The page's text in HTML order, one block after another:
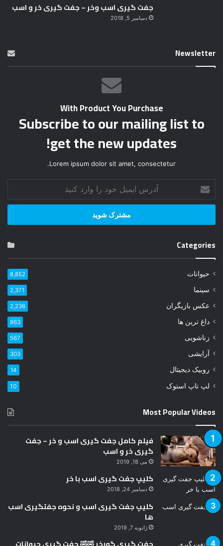
جفت گیری اسب وخر – جفت گیری خر و اسب
دسامبر 5, 2018
With Product You Purchase
Subscribe to our mailing list to
get the new updates!
Lorem ipsum dolor sit amet, consectetur.
س
ی
ی
ل
و
د
ا
و
ر
د
ن
ی
سینما 2,371
عکس بازیگران 2,236
داغ ترین ها 863
زناشویی 567
آرایشی 303
روبیک دیجیتال 14
لپ تاپ استوک 10
گیری خر و اسب
می 18, 2019
کلیپ جفت گیری اسب با خر
دسامبر 24, 2018
کلیپ جفت گیری اسب و نحوه جفتگیری اسب
ها
ژانویه 7, 2019
جفت گیری گورخر 🤣🤣 جفت گیری حیوانات
فوریه 17, 2018